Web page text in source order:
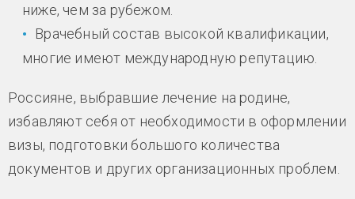
ниже, чем за рубежом.
Врачебный состав высокой квалификации,
многие имеют международную репутацию.
Россияне, выбравшие лечение на родине,
избавляют себя от необходимости в оформлении
визы, подготовки большого количества
документов и других организационных проблем.